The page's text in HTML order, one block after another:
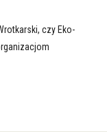
czy Eko-